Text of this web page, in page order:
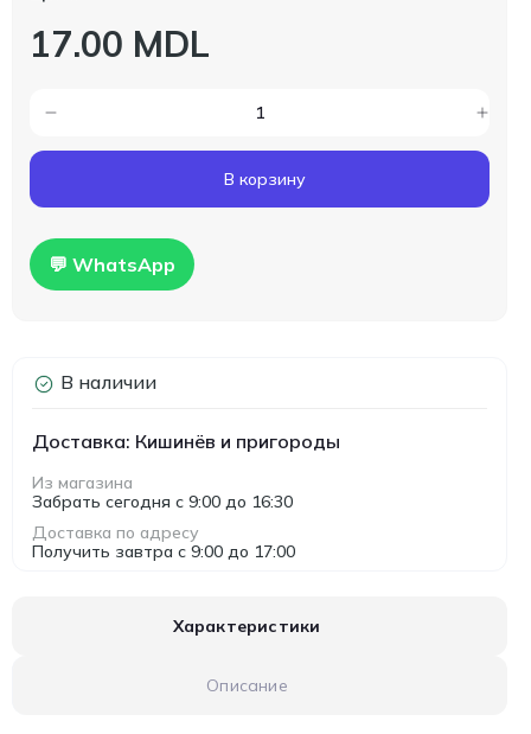
17.00 MDL
В корзину
💬 WhatsApp
В наличии
Доставка: Кишинёв и пригороды
Из магазина
Забрать сегодня с 9:00 до 16:30
Доставка по адресу
Получить завтра с 9:00 до 17:00
Характеристики
Описание